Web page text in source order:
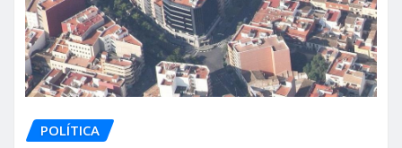
POLÍTICA